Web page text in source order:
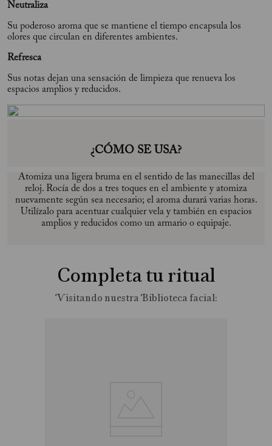
Neutraliza
Su poderoso aroma que se mantiene el tiempo encapsula los
olores que circulan en diferentes ambientes.
Refresca
Sus notas dejan una sensación de limpieza que renueva los
espacios amplios y reducidos.
¿CÓMO SE USA?
Atomiza una ligera bruma en el sentido de las manecillas del
reloj. Rocía de dos a tres toques en el ambiente y atomiza
nuevamente según sea necesario; el aroma durará varias horas.
Utilízalo para acentuar cualquier vela y también en espacios
amplios y reducidos como un armario o equipaje.
Completa tu ritual